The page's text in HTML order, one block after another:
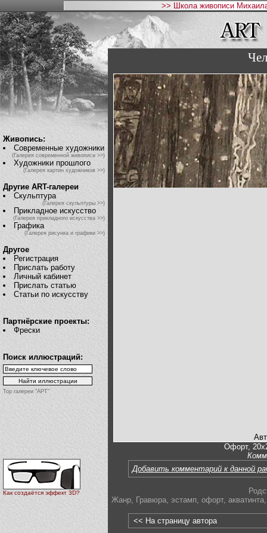
>> Школа живописи
Живопись:
Современные художники
(Галерея современной живописи >>)
Художники прошлого
(Галерея картин художников >>)
Другие ART-галереи
Скульптура
(Галерея скульптуры >>)
Прикладное искусство
(Галерея прикладного искусства >>)
Графика
(Галерея рисунка и графики >>)
Другое
Регистрация
Прислать работу
Личный кабинет
Прислать статью
Статьи по искусству
Партнёрские проекты:
Фрески
Поиск иллюстраций:
Top галереи "АРТ"
Как создаётся эффект 3D?
Офорт,
Добавить комментарий к данной
Жанр, Гравюра, эстамп, офорт, акватинта,
<< На страницу автора